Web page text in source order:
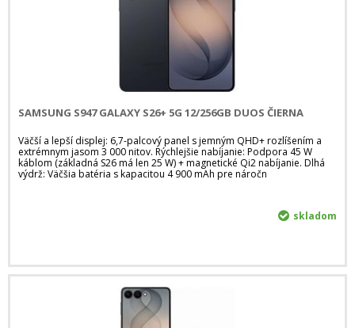
SAMSUNG S947 GALAXY S26+ 5G 12/256GB DUOS ČIERNA
Väčší a lepší displej: 6,7-palcový panel s jemným QHD+ rozlíšením a
extrémnym jasom 3 000 nitov. Rýchlejšie nabíjanie: Podpora 45 W
káblom (základná S26 má len 25 W) + magnetické Qi2 nabíjanie. Dlhá
výdrž: Väčšia batéria s kapacitou 4 900 mAh pre náročn
skladom